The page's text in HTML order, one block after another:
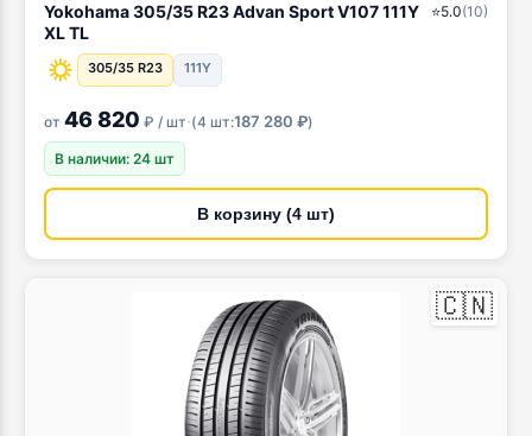
Yokohama 305/35 R23 Advan Sport V107 111Y
XL TL
⭐5.0(10)
305/35 R23 111Y
от 46 820 ₽ / шт·(4 шт:187 280 ₽)
В наличии: 24 шт
В корзину (4 шт)
🇨🇳